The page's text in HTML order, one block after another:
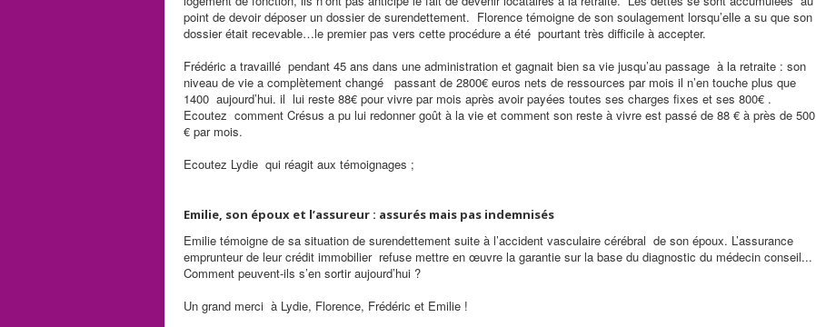
point de devoir déposer un dossier de surendettement. Florence témoigne de son soulagement lorsqu’elle a su que son
dossier était recevable…le premier pas vers cette procédure a été pourtant très difficile à accepter.
Frédéric a travaillé pendant 45 ans dans une administration et gagnait bien sa vie jusqu’au passage à la retraite : son
niveau de vie a complètement changé passant de 2800€ euros nets de ressources par mois il n’en touche plus que
1400 aujourd’hui. il lui reste 88€ pour vivre par mois après avoir payées toutes ses charges fixes et ses 800€ .
Ecoutez comment Crésus a pu lui redonner goût à la vie et comment son reste à vivre est passé de 88 € à près de 500
€ par mois.
Ecoutez Lydie qui réagit aux témoignages ;
Emilie, son époux et l’assureur : assurés mais pas indemnisés
Emilie témoigne de sa situation de surendettement suite à l’accident vasculaire cérébral de son époux. L’assurance
emprunteur de leur crédit immobilier refuse mettre en œuvre la garantie sur la base du diagnostic du médecin conseil...
Comment peuvent-ils s’en sortir aujourd’hui ?
Un grand merci à Lydie, Florence, Frédéric et Emilie !